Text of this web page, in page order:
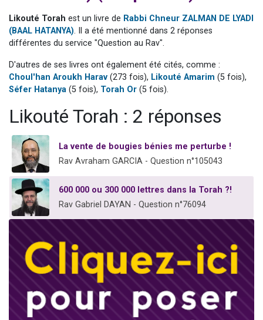
Ariel vient de donner son Maasser
Il reste 49 places pour étudier en groupe sur Zoom
Eva vient de donner son Maasser
Likouté Torah est un livre de Rabbi Chneur ZALMAN DE LYADI
(BAAL HATANYA). Il a été mentionné dans 2 réponses
différentes du service "Question au Rav".
D'autres de ses livres ont également été cités, comme :
Choul'han Aroukh Harav (273 fois), Likouté Amarim (5 fois),
Séfer Hatanya (5 fois), Torah Or (5 fois).
Likouté Torah : 2 réponses
La vente de bougies bénies me perturbe !
Rav Avraham GARCIA - Question n°105043
600 000 ou 300 000 lettres dans la Torah ?!
Rav Gabriel DAYAN - Question n°76094